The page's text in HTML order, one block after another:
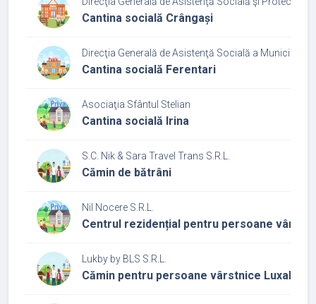
Cantina socială Crângași
Direcţia Generală de Asistenţă Socială a Municipiului
Cantina socială Ferentari
Asociaţia Sfântul Stelian
Cantina socială Irina
S.C. Nik & Sara Travel Trans S.R.L.
Cămin de bătrâni
Nil Nocere S.R.L.
Centrul rezidențial pentru persoane
Lukby by BLS S.R.L.
Cămin pentru persoane vârstnice Luxab